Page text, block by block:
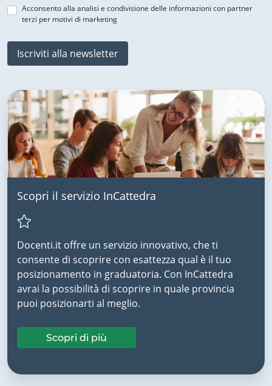
Acconsento alla analisi e condivisione delle informazioni con partner
terzi per motivi di marketing
Iscriviti alla newsletter
Scopri il servizio InCattedra
Docenti.it offre un servizio innovativo, che ti
consente di scoprire con esattezza qual è il tuo
posizionamento in graduatoria. Con InCattedra
avrai la possibilità di scoprire in quale provincia
puoi posizionarti al meglio.
Scopri di più